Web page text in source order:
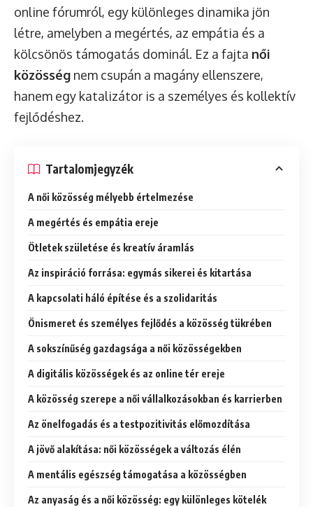
online fórumról, egy különleges dinamika jön
létre, amelyben a megértés, az empátia és a
kölcsönös támogatás dominál. Ez a fajta női
közösség nem csupán a magány ellenszere,
hanem egy katalizátor is a személyes és kollektív
fejlődéshez.
Tartalomjegyzék
A női közösség mélyebb értelmezése
A megértés és empátia ereje
Ötletek születése és kreatív áramlás
Az inspiráció forrása: egymás sikerei és kitartása
A kapcsolati háló építése és a szolidaritás
Önismeret és személyes fejlődés a közösség tükrében
A sokszínűség gazdagsága a női közösségekben
A digitális közösségek és az online tér ereje
A közösség szerepe a női vállalkozásokban és karrierben
Az önelfogadás és a testpozitivitás előmozdítása
A jövő alakítása: női közösségek a változás élén
A mentális egészség támogatása a közösségben
Az anyaság és a női közösség: egy különleges kötelék